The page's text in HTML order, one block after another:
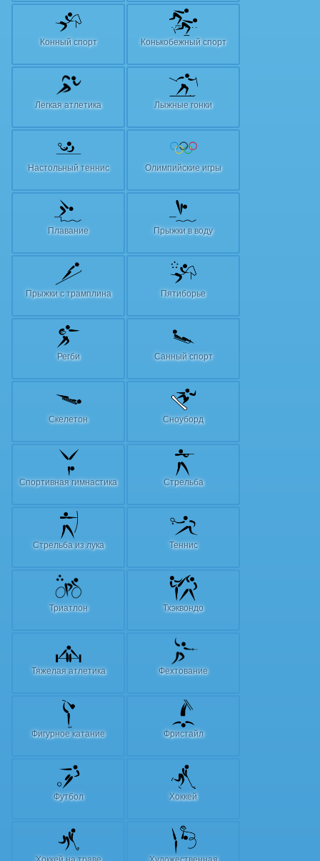
Конный спорт Конькобежный спорт
Легкая атлетика Лыжные гонки
Настольный теннис Олимпийские игры
Плавание Прыжки в воду
Прыжки с трамплина Пятиборье
Регби Санный спорт
Скелетон Сноуборд
Спортивная гимнастика Стрельба
Стрельба из лука Теннис
Триатлон Тхэквондо
Тяжелая атлетика Фехтование
Фигурное катание Фристайл
Футбол Хоккей